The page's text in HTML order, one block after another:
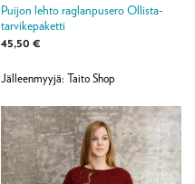
Puijon lehto raglanpusero Ollista-
tarvikepaketti
45,50 €
Jälleenmyyjä: Taito Shop